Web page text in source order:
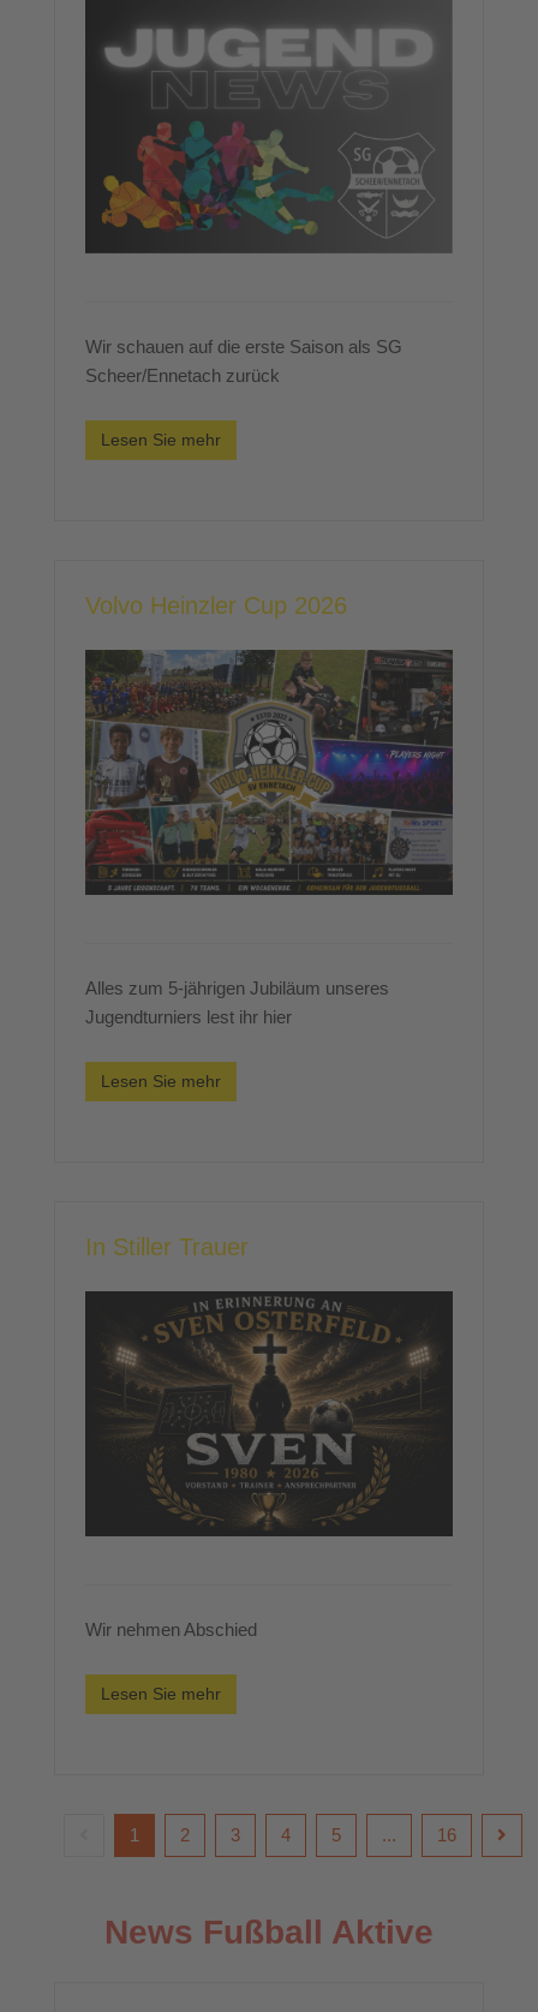
Wir schauen auf die erste Saison als SG
Scheer/Ennetach zurück
Lesen Sie mehr
Volvo Heinzler Cup 2026
Alles zum 5-jährigen Jubiläum unseres
Jugendturniers lest ihr hier
Lesen Sie mehr
In Stiller Trauer
Wir nehmen Abschied
Lesen Sie mehr
1 2 3 4 5 ... 16
News Fußball Aktive